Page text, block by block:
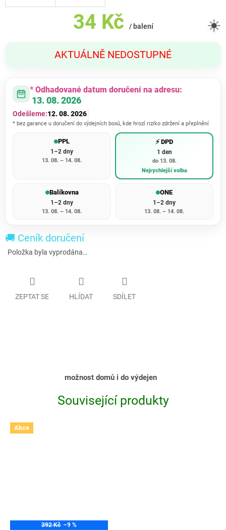
34 Kč / balení
cena:
AKTUÁLNĚ NEDOSTUPNÉ
☀️
* Odhadované datum doručení na adresu:
13. 08. 2026
Odešleme:12. 08. 2026
* bez garance u doručení do výdejních boxů, kde hrozí riziko zdržení a přeplnění
PPL
1–2 dny
13. 08. – 14. 08.
⚡ DPD
1 den
do 13. 08.
Nejrychlejší volba
Balíkovna
1–2 dny
13. 08. – 14. 08.
ONE
1–2 dny
13. 08. – 14. 08.
🚚 Ceník doručení
Položka byla vyprodána…
ZEPTAT SE HLÍDAT SDÍLET
možnost domů i do výdejen
Související produkty
Akce
392 Kč –9 %